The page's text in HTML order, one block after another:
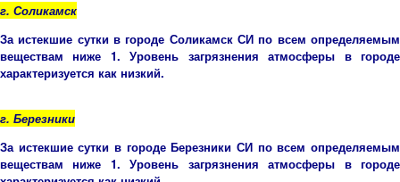
г. Соликамск
За истекшие сутки в городе Соликамск СИ по всем определяемым
веществам ниже 1. Уровень загрязнения атмосферы в городе
характеризуется как низкий.
г. Березники
За истекшие сутки в городе Березники СИ по всем определяемым
веществам ниже 1. Уровень загрязнения атмосферы в городе